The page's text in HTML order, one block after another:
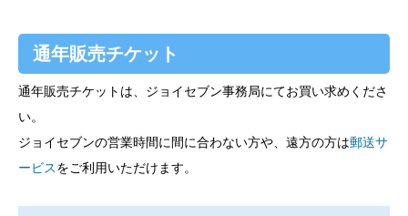
通年販売チケット
通年販売チケットは、ジョイセブン事務局にてお買い求めくださ
い。
ジョイセブンの営業時間に間に合わない方や、遠方の方は郵送サ
ービスをご利用いただけます。